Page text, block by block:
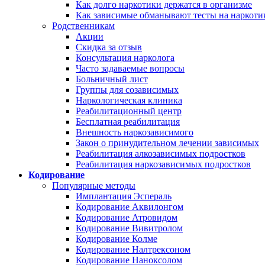
Как долго наркотики держатся в организме
Как зависимые обманывают тесты на
Родственникам
Акции
Скидка за отзыв
Консультация нарколога
Часто задаваемые вопросы
Больничный лист
Группы для созависимых
Наркологическая клиника
Реабилитационный центр
Бесплатная реабилитация
Внешность наркозависимого
Закон о принудительном лечении зависимых
Реабилитация алкозависимых подростков
Реабилитация наркозависимых подростков
Кодирование
Популярные методы
Имплантация Эспераль
Кодирование Аквилонгом
Кодирование Атровидом
Кодирование Вивитролом
Кодирование Колме
Кодирование Налтрексоном
Кодирование Наноксолом